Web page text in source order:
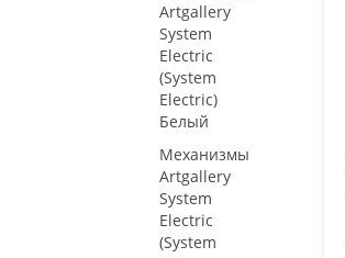
Artgallery
System
Electric
(System
Electric)
Белый
Механизмы
Artgallery
System
Electric
(System